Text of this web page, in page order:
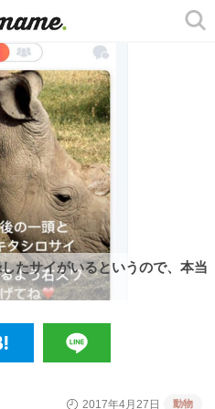
たサイがいるというので、本当
2017年4月27日 動物